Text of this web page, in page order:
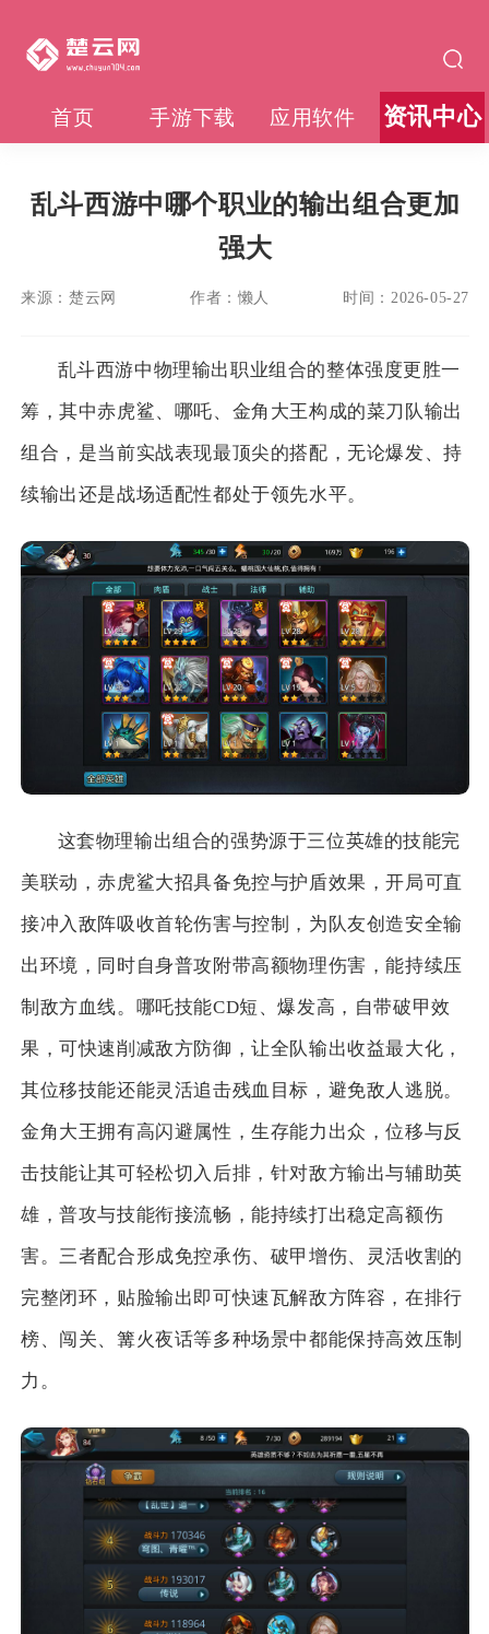
首页 手游下载 应用软件 资讯中心
乱斗西游中哪个职业的输出组合更加
强大
来源： 楚云网 作者： 懒人 时间： 2026-05-27
乱斗西游中物理输出职业组合的整体强度更胜一
筹，其中赤虎鲨、哪吒、金角大王构成的菜刀队输出
组合，是当前实战表现最顶尖的搭配，无论爆发、持
续输出还是战场适配性都处于领先水平。
这套物理输出组合的强势源于三位英雄的技能完
美联动，赤虎鲨大招具备免控与护盾效果，开局可直
接冲入敌阵吸收首轮伤害与控制，为队友创造安全输
出环境，同时自身普攻附带高额物理伤害，能持续压
制敌方血线。哪吒技能CD短、爆发高，自带破甲效
果，可快速削减敌方防御，让全队输出收益最大化，
其位移技能还能灵活追击残血目标，避免敌人逃脱。
金角大王拥有高闪避属性，生存能力出众，位移与反
击技能让其可轻松切入后排，针对敌方输出与辅助英
雄，普攻与技能衔接流畅，能持续打出稳定高额伤
害。三者配合形成免控承伤、破甲增伤、灵活收割的
完整闭环，贴脸输出即可快速瓦解敌方阵容，在排行
榜、闯关、篝火夜话等多种场景中都能保持高效压制
力。